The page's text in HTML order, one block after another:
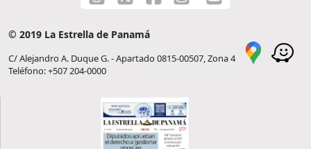
© 2019 La Estrella de Panamá
C/ Alejandro A. Duque G. - Apartado 0815-00507, Zona 4
Teléfono: +507 204-0000